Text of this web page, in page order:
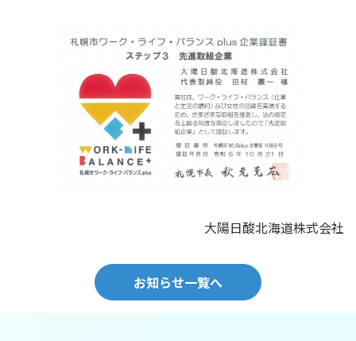
大陽日酸北海道株式会社
お知らせ一覧へ